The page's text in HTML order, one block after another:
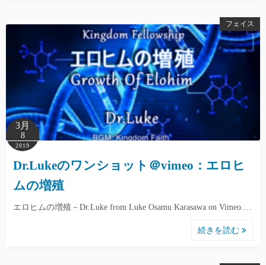
フェイス
3月
8
2019
Dr.Lukeのワンショット＠vimeo：エロヒ
ムの増殖
エロヒムの増殖－Dr.Luke from Luke Osamu Karasawa on Vimeo.…
続きを読む